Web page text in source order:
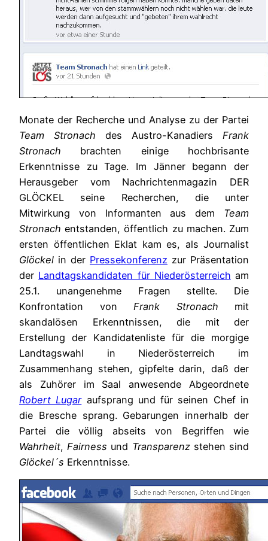
Monate der Recherche und Analyse zu der Partei
Team Stronach des Austro-Kanadiers Frank
Stronach brachten einige hochbrisante
Erkenntnisse zu Tage. Im Jänner begann der
Herausgeber vom Nachrichtenmagazin DER
GLÖCKEL seine Recherchen, die unter
Mitwirkung von Informanten aus dem Team
Stronach entstanden, öffentlich zu machen. Zum
ersten öffentlichen Eklat kam es, als Journalist
Glöckel in der Pressekonferenz zur Präsentation
der Landtagskandidaten für Niederösterreich am
25.1. unangenehme Fragen stellte. Die
Konfrontation von Frank Stronach mit
skandalösen Erkenntnissen, die mit der
Erstellung der Kandidatenliste für die morgige
Landtagswahl in Niederösterreich im
Zusammenhang stehen, gipfelte darin, daß der
als Zuhörer im Saal anwesende Abgeordnete
Robert Lugaraufsprang und für seinen Chef in
die Bresche sprang. Gebarungen innerhalb der
Partei die völlig abseits von Begriffen wie
Wahrheit,Fairness und Transparenzstehen sind
Glöckel´s Erkenntnisse.